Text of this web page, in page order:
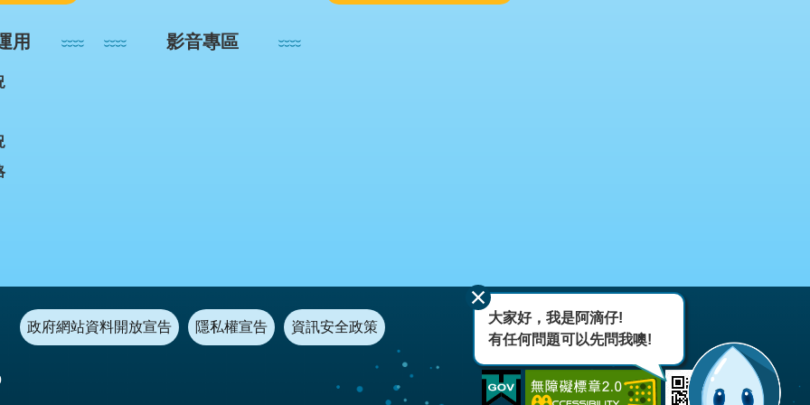
用 影音專區
政府網站資料開放宣告 隱私權宣告 資訊安全政策
大家好，我是阿滴仔!
有任何問題可以先問我噢!